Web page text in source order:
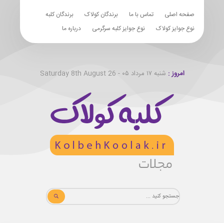
صفحه اصلی تماس با ما برندگان کولاک
برندگان کلبه
نوع جوایز کولاک
نوع جوایز کلبه سرگرمی درباره ما
امروز : شنبه ۱۷ مرداد ۰۵ - Saturday 8th August 26